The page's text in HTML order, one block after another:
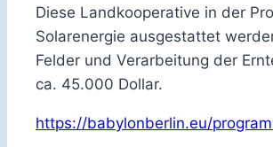
Diese Landkooperative in der
Solarenergie ausgestattet
Felder und Verarbeitung der
ca. 45.000 Dollar.
https://babylonberlin.eu/